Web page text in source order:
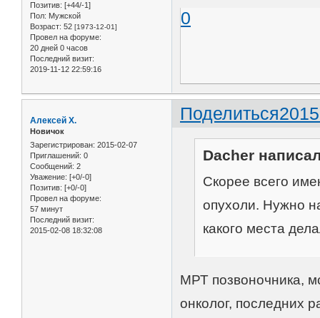
Позитив: [+44/-1]
Пол: Мужской
Возраст: 52 [1973-12-01]
Провел на форуме:
20 дней 0 часов
Последний визит:
2019-11-12 22:59:16
0
Поделиться
Алексей Х.
Новичок
Зарегистрирован: 2015-02-07
Приглашений: 0
Сообщений: 2
Уважение: [+0/-0]
Позитив: [+0/-0]
Провел на форуме:
57 минут
Последний визит:
2015-02-08 18:32:08
Dacher
Скорее всего
опухоли. Нужно
какого места
МРТ позвоночника,
онколог, последних